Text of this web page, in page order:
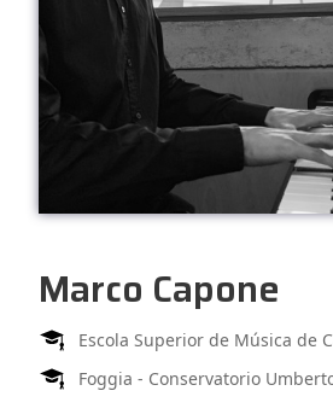
Marco Capone
Escola Superior de Música de
Foggia - Conservatorio